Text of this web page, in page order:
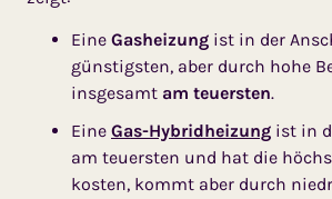
Eine Gasheizung ist in der
günstigsten, aber durch hohe
insgesamt am teuersten.
Eine Gas-Hybridheizung ist in
am teuersten und hat die
kosten, kommt aber durch